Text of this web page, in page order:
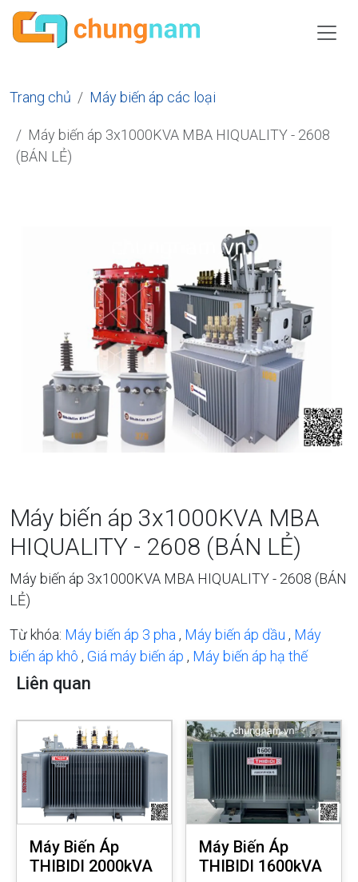
Trang chủ Máy biến áp các loại
Máy biến áp 3x1000KVA MBA HIQUALITY - 2608
(BÁN LẺ)
Máy biến áp 3x1000KVA MBA
HIQUALITY - 2608 (BÁN LẺ)
Máy biến áp 3x1000KVA MBA HIQUALITY - 2608 (BÁN
LẺ)
Từ khóa: Máy biến áp 3 pha , Máy biến áp dầu , Máy
biến áp khô , Giá máy biến áp , Máy biến áp hạ thế
Liên quan
Máy Biến Áp
THIBIDI 2000kVA
Máy Biến Áp
THIBIDI 1600kVA